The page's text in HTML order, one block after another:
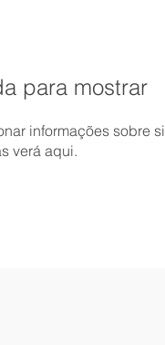
para mostrar
informações sobre si
verá aqui.